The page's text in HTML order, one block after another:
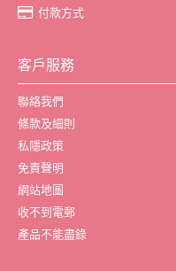
付款方式
客戶服務
聯絡我們
條款及細則
私隱政策
免責聲明
網站地圖
收不到電郵
產品不能盡錄